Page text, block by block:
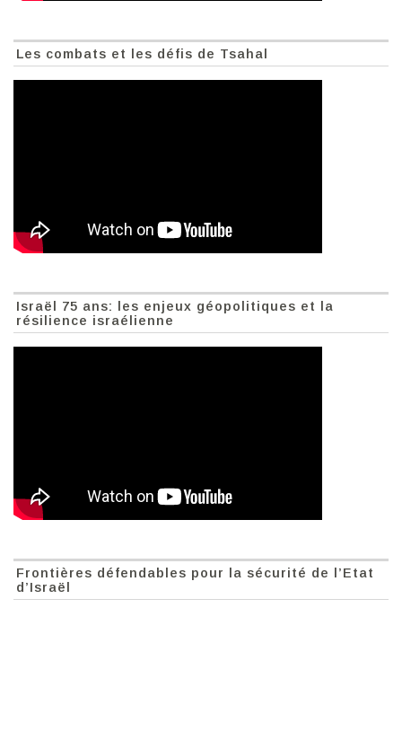
Les combats et les défis de Tsahal
Israël 75 ans: les enjeux géopolitiques et la
résilience israélienne
Frontières défendables pour la sécurité de l’Etat
d’Israël